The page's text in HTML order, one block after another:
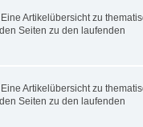
Artikelübersicht zu
Seiten zu den laufenden
Artikelübersicht zu
Seiten zu den laufenden